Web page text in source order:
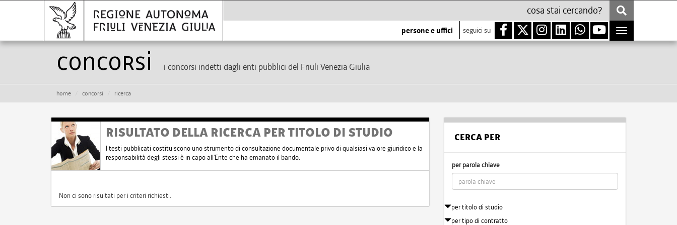
persone e uffici seguici su
Toggle
navigation
Concorsi i concorsi indetti dagli enti pubblici del Friuli Venezia Giulia
home concorsi ricerca
RISULTATO DELLA RICERCA PER TITOLO DI STUDIO
I testi pubblicati costituiscono uno strumento di consultazione documentale privo di qualsiasi valore giuridico e la
responsabilità degli stessi è in capo all'Ente che ha emanato il bando.
Non ci sono risultati per i criteri richiesti.
CERCA PER
per parola chiave
per titolo di studio
per tipo di contratto